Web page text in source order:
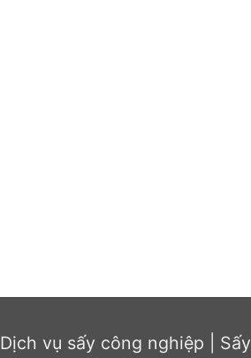
Dịch vụ sấy công nghiệp | Sấy